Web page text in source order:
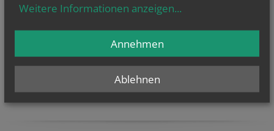
Weitere Informationen anzeigen...
Ablehnen
Annehmen